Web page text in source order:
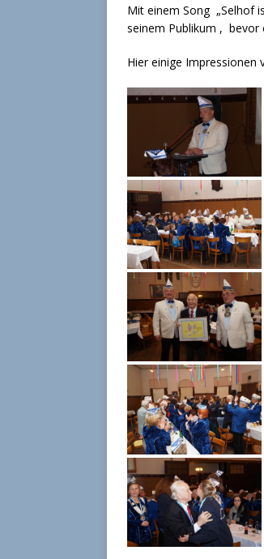
Mit einem Song „Selhof
seinem Publikum , bevor
Hier einige Impressionen